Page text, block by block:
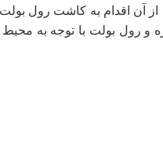
از آن اقدام به کاشت رول
رول بولت با توجه به محیط